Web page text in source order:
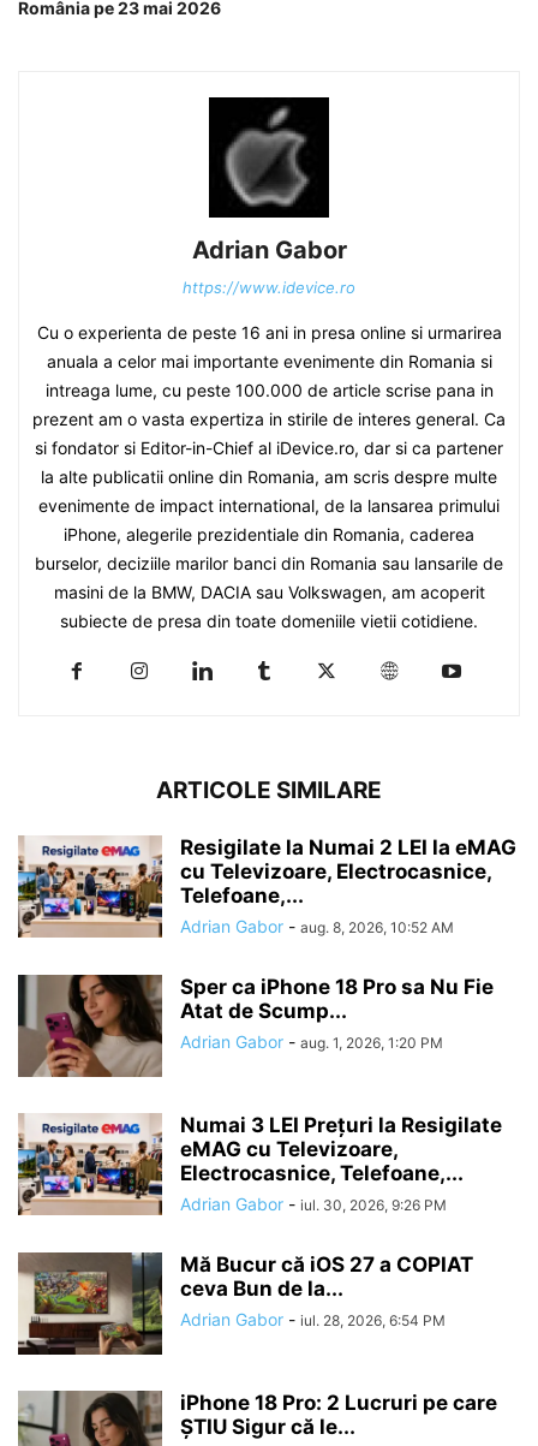
România pe 23 mai 2026
Adrian Gabor
https://www.idevice.ro
Cu o experienta de peste 16 ani in presa online si urmarirea
anuala a celor mai importante evenimente din Romania si
intreaga lume, cu peste 100.000 de article scrise pana in
prezent am o vasta expertiza in stirile de interes general. Ca
si fondator si Editor-in-Chief al iDevice.ro, dar si ca partener
la alte publicatii online din Romania, am scris despre multe
evenimente de impact international, de la lansarea primului
iPhone, alegerile prezidentiale din Romania, caderea
burselor, deciziile marilor banci din Romania sau lansarile de
masini de la BMW, DACIA sau Volkswagen, am acoperit
subiecte de presa din toate domeniile vietii cotidiene.
ARTICOLE SIMILARE
Resigilate la Numai 2 LEI la eMAG
cu Televizoare, Electrocasnice,
Telefoane,...
Adrian Gabor - aug. 8, 2026, 10:52 AM
Sper ca iPhone 18 Pro sa Nu Fie
Atat de Scump...
Adrian Gabor - aug. 1, 2026, 1:20 PM
Numai 3 LEI Prețuri la Resigilate
eMAG cu Televizoare,
Electrocasnice, Telefoane,...
Adrian Gabor - iul. 30, 2026, 9:26 PM
Mă Bucur că iOS 27 a COPIAT
ceva Bun de la...
Adrian Gabor - iul. 28, 2026, 6:54 PM
iPhone 18 Pro: 2 Lucruri pe care
ȘTIU Sigur că le...